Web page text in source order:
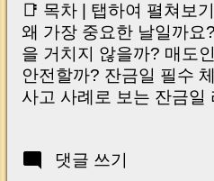
📑 목차 | 탭하여 펼쳐보
왜 가장 중요한 날일까요
을 거치지 않을까? 매도
안전할까? 잔금일 필수
사고 사례로 보는 잔금일
Your Account Is It Safe
댓글 쓰기